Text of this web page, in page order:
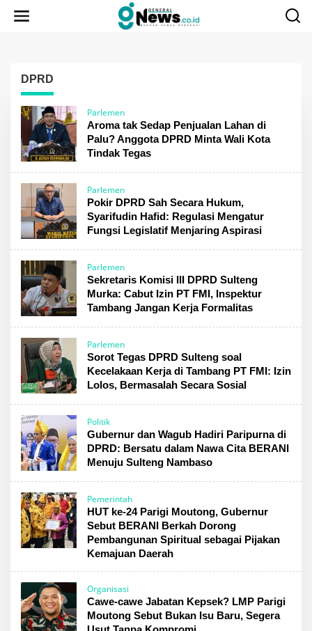
DPRD
Parlemen
Aroma tak Sedap Penjualan Lahan di
Palu? Anggota DPRD Minta Wali Kota
Tindak Tegas
Parlemen
Pokir DPRD Sah Secara Hukum,
Syarifudin Hafid: Regulasi Mengatur
Fungsi Legislatif Menjaring Aspirasi
Parlemen
Sekretaris Komisi III DPRD Sulteng
Murka: Cabut Izin PT FMI, Inspektur
Tambang Jangan Kerja Formalitas
Parlemen
Sorot Tegas DPRD Sulteng soal
Kecelakaan Kerja di Tambang PT FMI: Izin
Lolos, Bermasalah Secara Sosial
Politik
Gubernur dan Wagub Hadiri Paripurna di
DPRD: Bersatu dalam Nawa Cita BERANI
Menuju Sulteng Nambaso
Pemerintah
HUT ke-24 Parigi Moutong, Gubernur
Sebut BERANI Berkah Dorong
Pembangunan Spiritual sebagai Pijakan
Kemajuan Daerah
Organisasi
Cawe-cawe Jabatan Kepsek? LMP Parigi
Moutong Sebut Bukan Isu Baru, Segera